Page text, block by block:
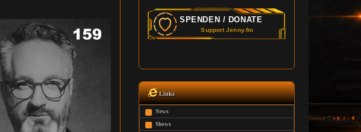
Links
News
Shows